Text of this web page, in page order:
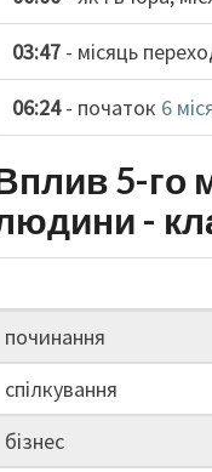
03:47 - місяць
06:24- початок 6
5-го
-
починання
спілкування
бізнес